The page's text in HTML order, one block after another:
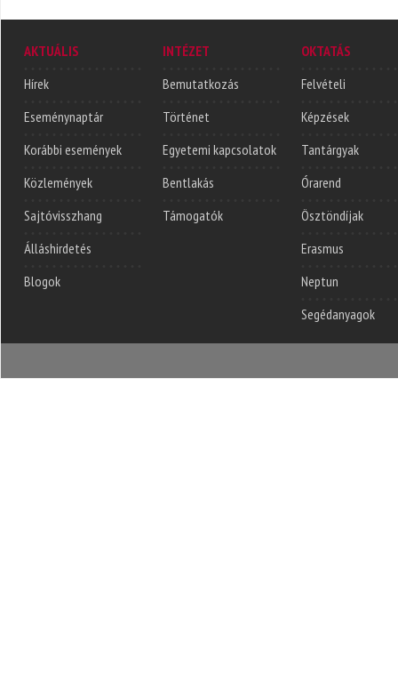
AKTUÁLIS
Hírek
Eseménynaptár
Korábbi események
Közlemények
Sajtóvisszhang
Álláshirdetés
Blogok
INTÉZET
Bemutatkozás
Történet
Egyetemi kapcsolatok
Bentlakás
Támogatók
OKTATÁS
Felvételi
Képzések
Tantárgyak
Órarend
Ösztöndíjak
Erasmus
Neptun
Segédanyagok